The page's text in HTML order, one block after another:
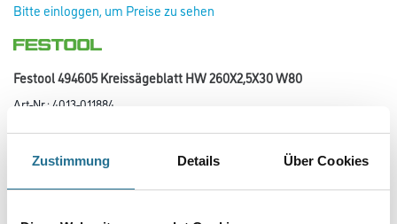
Zustimmung Details Über Cookies
Bitte einloggen, um Preise zu sehen
Festool 494605 Kreissägeblatt HW 260X2,5X30 W80
Art-Nr.:4013-011884